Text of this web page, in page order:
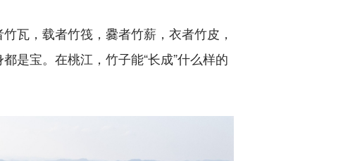
，载者竹筏，爨者竹薪，衣者竹皮，
是宝。在桃江，竹子能“长成”什么样的